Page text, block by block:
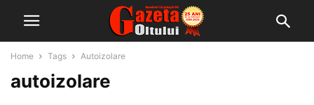
Home Tags Autoizolare
autoizolare